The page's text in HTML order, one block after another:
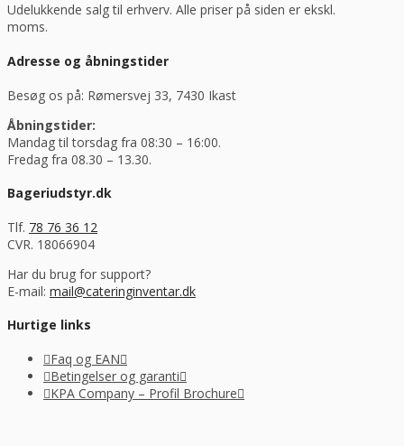
Udelukkende salg til erhverv. Alle priser på siden er ekskl.
moms.
Adresse og åbningstider
Besøg os på: Rømersvej 33, 7430 Ikast
Åbningstider:
Mandag til torsdag fra 08:30 – 16:00.
Fredag fra 08.30 – 13.30.
Bageriudstyr.dk
Tlf. 78 76 36 12
CVR. 18066904
Har du brug for support?
E-mail: mail@cateringinventar.dk
Hurtige links
Faq og EAN
Betingelser og garanti
KPA Company – Profil Brochure